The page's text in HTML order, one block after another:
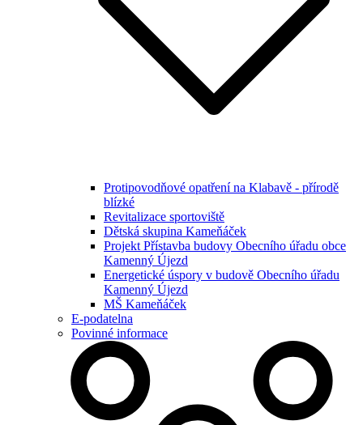
Protipovodňové opatření na Klabavě - přírodě
blízké
Revitalizace sportoviště
Dětská skupina Kameňáček
Projekt Přístavba budovy Obecního úřadu obce
Kamenný Újezd
Energetické úspory v budově Obecního úřadu
Kamenný Újezd
MŠ Kameňáček
E-podatelna
Povinné informace